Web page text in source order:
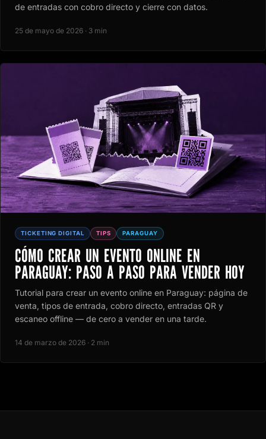
de entradas con cobro directo y cierre con datos.
25 de mayo de 2026 · 3 min
TICKETING DIGITAL TIPS PARAGUAY
CÓMO CREAR UN EVENTO ONLINE EN
PARAGUAY: PASO A PASO PARA VENDER HOY
Tutorial para crear un evento online en Paraguay: página de
venta, tipos de entrada, cobro directo, entradas QR y
escaneo offline — de cero a vender en una tarde.
14 de marzo de 2026 · 2 min